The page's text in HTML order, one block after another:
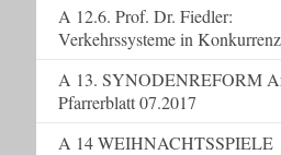
A 12.6. Prof. Dr. Fiedler:
Verkehrssysteme in Konkurrenz
A 13. SYNODENREFORM
Pfarrerblatt 07.2017
A 14 WEIHNACHTSSPIELE